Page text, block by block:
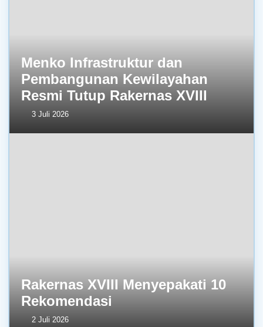
Menko Infrastruktur dan
Pembangunan Kewilayahan
Resmi Tutup Rakernas XVIII
3 Juli 2026
Rakernas XVIII Menyepakati 10
Rekomendasi
2 Juli 2026